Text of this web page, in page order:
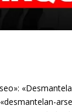
«desmantelan-